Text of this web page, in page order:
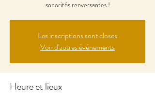
Les inscriptions sont closes
Voir d'autres événements
Heure et lieux